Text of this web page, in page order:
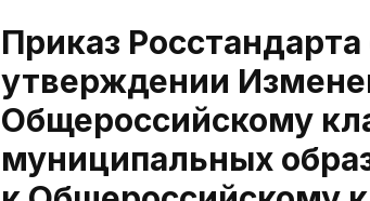
Приказ
утверждении
Общероссийскому
муниципальных